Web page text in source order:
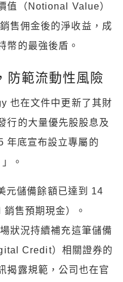
值（Notional Value）
售佣金後的淨收益，成
幣的最強後盾。
防範流動性風險
也在文件中更新了其財
行的大量優先股股息及
年底宣布設立專屬的
。
元儲備餘額已達到 14
售預期現金）。
狀況持續補充這筆儲備
Credit）相關證券的
揭露規範，公司也在官